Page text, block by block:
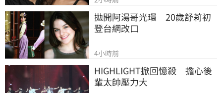
拋開阿湯哥光環　20歲舒莉初
登台網改口
4小時前
HIGHLIGHT掀回憶殺　擔心後
輩太帥壓力大